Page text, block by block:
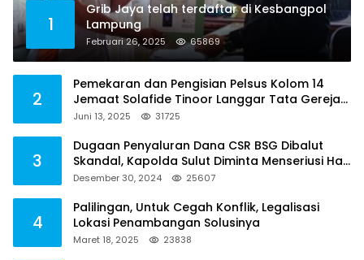
1
Grib Jaya telah terdaftar di Kesbangpol
Lampung
Februari 26, 2025 65869
2
Pemekaran dan Pengisian Pelsus Kolom 14
Jemaat Solafide Tinoor Langgar Tata Gereja
2021, Toreh : Ini Perbuatan Melawan Hukum
Juni 13, 2025 31725
3
Dugaan Penyaluran Dana CSR BSG Dibalut
Skandal, Kapolda Sulut Diminta Menseriusi Hal
ini
Desember 30, 2024 25607
4
Palilingan, Untuk Cegah Konflik, Legalisasi
Lokasi Penambangan Solusinya
Maret 18, 2025 23838